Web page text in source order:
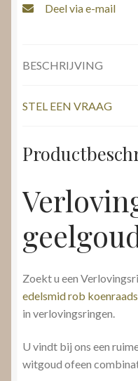
Deel via e-mail
BESCHRIJVING
STEL EEN VRAAG
Zoekt u een
edelsmid rob koenraads
in verlovingsringen.
U vindt bij ons een
witgoud ofeen